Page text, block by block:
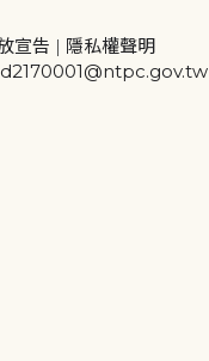
宣告 | 隱私權聲明